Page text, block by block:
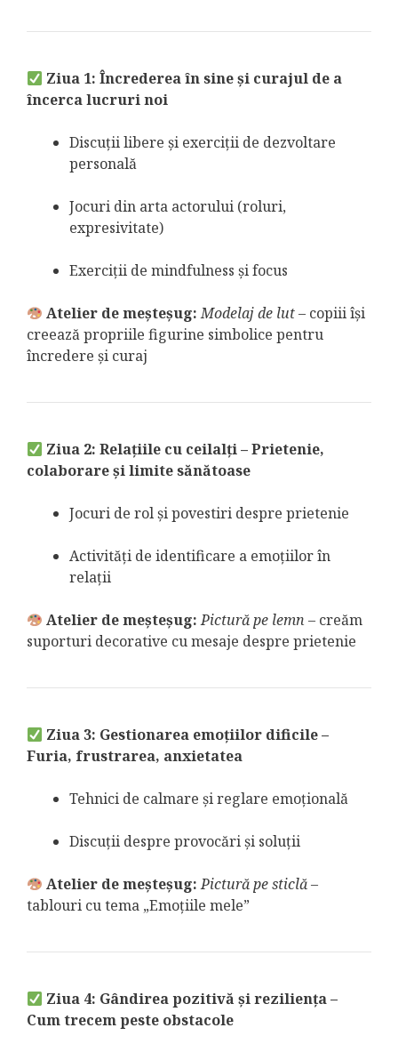
Ziua 1: Încrederea în sine și curajul de a
încerca lucruri noi
Discuții libere și exerciții de dezvoltare
personală
Jocuri din arta actorului (roluri,
expresivitate)
Exerciții de mindfulness și focus
Atelier de meșteșug: Modelaj de lut– copiii își
creează propriile figurine simbolice pentru
încredere și curaj
Ziua 2: Relațiile cu ceilalți – Prietenie,
colaborare și limite sănătoase
Jocuri de rol și povestiri despre prietenie
Activități de identificare a emoțiilor în
relații
Atelier de meșteșug: Pictură pe lemn – creăm
suporturi decorative cu mesaje despre prietenie
Ziua 3: Gestionarea emoțiilor dificile –
Furia, frustrarea, anxietatea
Tehnici de calmare și reglare emoțională
Discuții despre provocări și soluții
Atelier de meșteșug: Pictură pe sticlă–
tablouri cu tema „Emoțiile mele”
Ziua 4: Gândirea pozitivă și reziliența –
Cum trecem peste obstacole